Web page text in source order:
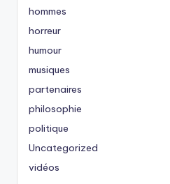
hommes
horreur
humour
musiques
partenaires
philosophie
politique
Uncategorized
vidéos